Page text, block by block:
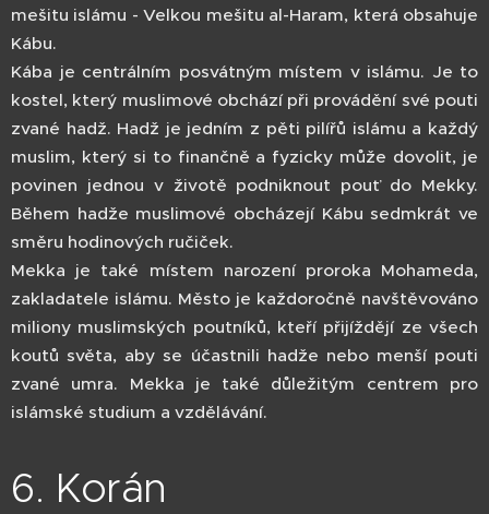
mešitu islámu - Velkou mešitu al-Haram, která obsahuje
Kábu.
Kába je centrálním posvátným místem v islámu. Je to
kostel, který muslimové obchází při provádění své pouti
zvané hadž. Hadž je jedním z pěti pilířů islámu a každý
muslim, který si to finančně a fyzicky může dovolit, je
povinen jednou v životě podniknout pouť do Mekky.
Během hadže muslimové obcházejí Kábu sedmkrát ve
směru hodinových ručiček.
Mekka je také místem narození proroka Mohameda,
zakladatele islámu. Město je každoročně navštěvováno
miliony muslimských poutníků, kteří přijíždějí ze všech
koutů světa, aby se účastnili hadže nebo menší pouti
zvané umra. Mekka je také důležitým centrem pro
islámské studium a vzdělávání.
6. Korán